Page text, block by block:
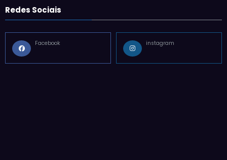
Redes Sociais
Facebook instagram